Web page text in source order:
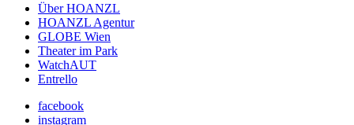
Über HOANZL
HOANZL Agentur
GLOBE Wien
Theater im Park
WatchAUT
Entrello
facebook
instagram